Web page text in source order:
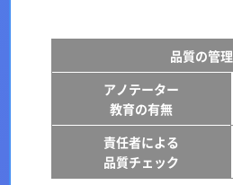
品質の管理
アノテーター
教育の有無
責任者による
品質チェック